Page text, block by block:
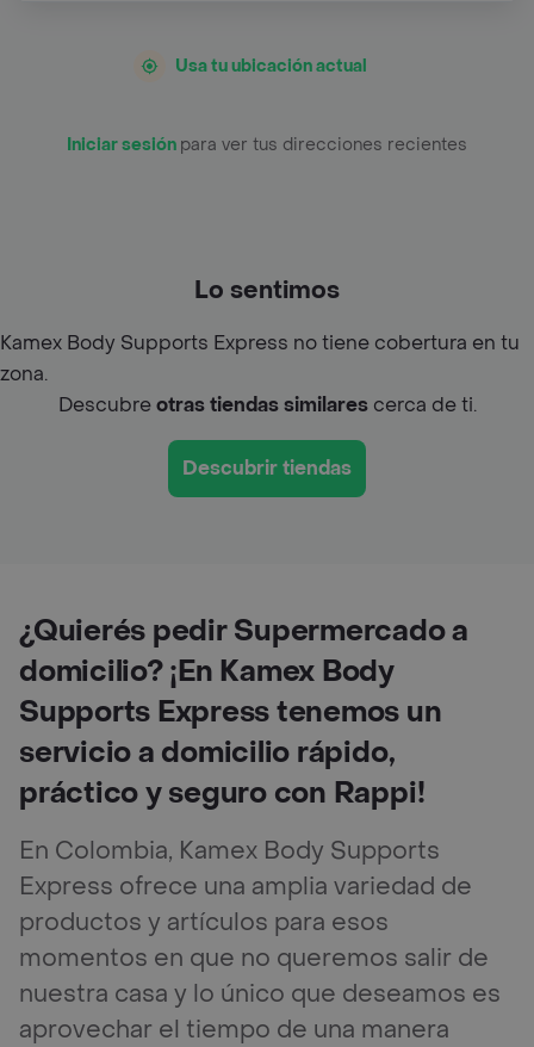
Usa tu ubicación actual
Iniciar sesión para ver tus direcciones recientes
Lo sentimos
Kamex Body Supports Express no tiene cobertura en tu
zona.
Descubreotras tiendas similarescerca de ti.
Descubrir tiendas
¿Quierés pedir Supermercado a
domicilio? ¡En Kamex Body
Supports Express tenemos un
servicio a domicilio rápido,
práctico y seguro con Rappi!
En Colombia, Kamex Body Supports
Express ofrece una amplia variedad de
productos y artículos para esos
momentos en que no queremos salir de
nuestra casa y lo único que deseamos es
aprovechar el tiempo de una manera